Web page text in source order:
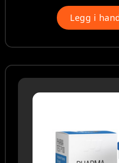
Legg i